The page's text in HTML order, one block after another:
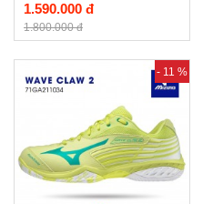
1.590.000 đ
1.800.000 đ
- 11 %